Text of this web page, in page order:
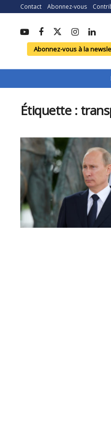
Contact Abonnez-vous
Abonnez-vous à la
Étiquette :